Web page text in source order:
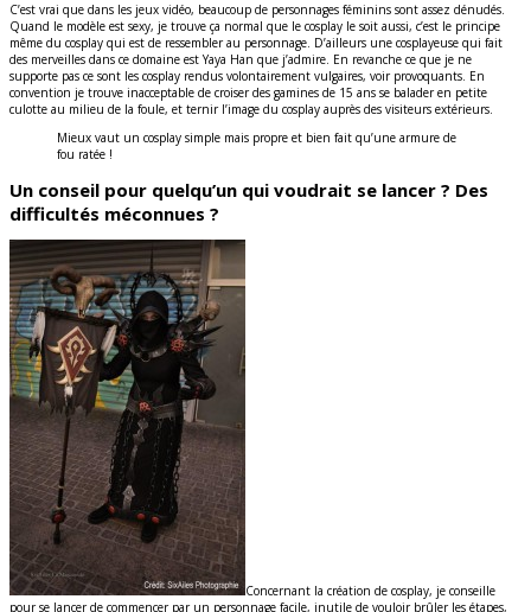
C’est vrai que dans les jeux vidéo, beaucoup de personnages féminins sont assez dénudés.
Quand le modèle est sexy, je trouve ça normal que le cosplay le soit aussi, c’est le principe
même du cosplay qui est de ressembler au personnage. D’ailleurs une cosplayeuse qui fait
des merveilles dans ce domaine est Yaya Han que j’admire. En revanche ce que je ne
supporte pas ce sont les cosplay rendus volontairement vulgaires, voir provoquants. En
convention je trouve inacceptable de croiser des gamines de 15 ans se balader en petite
culotte au milieu de la foule, et ternir l’image du cosplay auprès des visiteurs extérieurs.
Mieux vaut un cosplay simple mais propre et bien fait qu’une armure de
fou ratée !
Un conseil pour quelqu’un qui voudrait se lancer ? Des
difficultés méconnues ?
Concernant la création de cosplay, je conseille
pour se lancer de commencer par un personnage facile, inutile de vouloir brûler les étapes,